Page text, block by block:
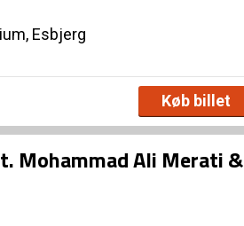
Esbjerg
Køb billet
Mohammad Ali Merati &